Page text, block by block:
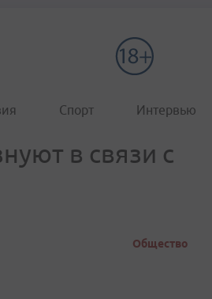
Спорт Интервью
в связи с
Общество